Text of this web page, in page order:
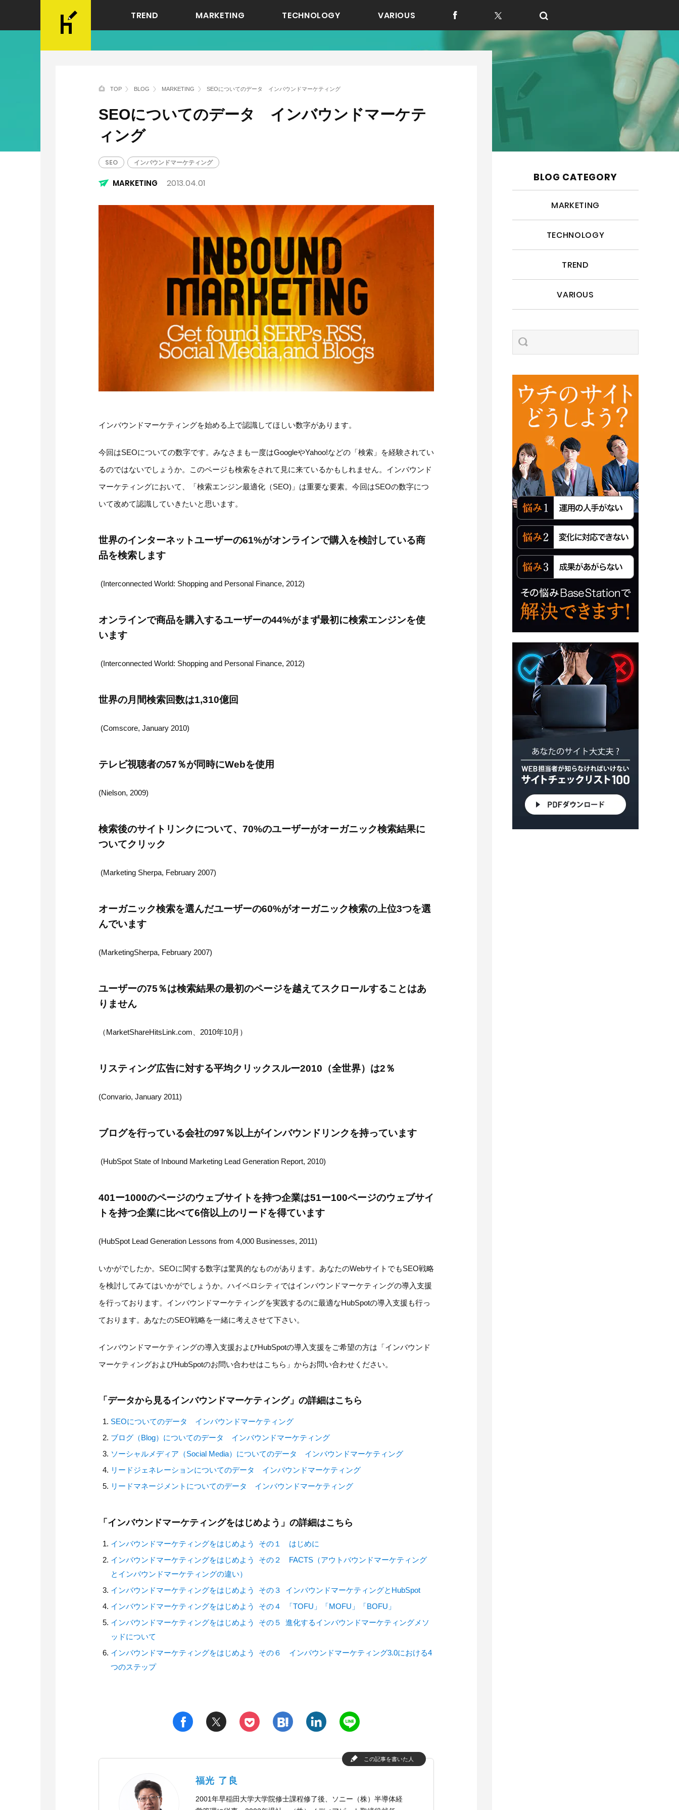
TREND MARKETING TECHNOLOGY VARIOUS f t
TOP BLOG MARKETING SEOについてのデータ インバウンドマーケティング
SEOについてのデータ インバウンドマーケテ
ィング
SEO インバウンドマーケティング
MARKETING 2013.04.01
インバウンドマーケティングを始める上で認識してほしい数字があります。
今回はSEOについての数字です。みなさまも一度はGoogleやYahoo!などの「検索」を経験されてい
るのではないでしょうか。このページも検索をされて見に来ているかもしれません。インバウンド
マーケティングにおいて、「検索エンジン最適化（SEO)」は重要な要素。今回はSEOの数字につ
いて改めて認識していきたいと思います。
世界のインターネットユーザーの61%がオンラインで購入を検討している商
品を検索します
(Interconnected World: Shopping and Personal Finance, 2012)
オンラインで商品を購入するユーザーの44%がまず最初に検索エンジンを使
います
(Interconnected World: Shopping and Personal Finance, 2012)
世界の月間検索回数は1,310億回
(Comscore, January 2010)
テレビ視聴者の57％が同時にWebを使用
(Nielson, 2009)
検索後のサイトリンクについて、70%のユーザーがオーガニック検索結果に
ついてクリック
(Marketing Sherpa, February 2007)
オーガニック検索を選んだユーザーの60%がオーガニック検索の上位3つを選
んでいます
(MarketingSherpa, February 2007)
ユーザーの75％は検索結果の最初のページを越えてスクロールすることはあ
りません
（MarketShareHitsLink.com、2010年10月）
リスティング広告に対する平均クリックスルー2010（全世界）は2％
(Convario, January 2011)
ブログを行っている会社の97％以上がインバウンドリンクを持っています
(HubSpot State of Inbound Marketing Lead Generation Report, 2010)
401ー1000のページのウェブサイトを持つ企業は51ー100ページのウェブサイ
トを持つ企業に比べて6倍以上のリードを得ています
(HubSpot Lead Generation Lessons from 4,000 Businesses, 2011)
いかがでしたか。SEOに関する数字は驚異的なものがあります。あなたのWebサイトでもSEO戦略
を検討してみてはいかがでしょうか。ハイベロシティではインバウンドマーケティングの導入支援
を行っております。インバウンドマーケティングを実践するのに最適なHubSpotの導入支援も行っ
ております。あなたのSEO戦略を一緒に考えさせて下さい。
インバウンドマーケティングの導入支援およびHubSpotの導入支援をご希望の方は「インバウンド
マーケティングおよびHubSpotのお問い合わせはこちら」からお問い合わせください。
「データから見るインバウンドマーケティング」の詳細はこちら
SEOについてのデータ インバウンドマーケティング
ブログ（Blog）についてのデータ インバウンドマーケティング
ソーシャルメディア（Social Media）についてのデータ インバウンドマーケティング
リードジェネレーションについてのデータ インバウンドマーケティング
リードマネージメントについてのデータ インバウンドマーケティング
「インバウンドマーケティングをはじめよう」の詳細はこちら
インバウンドマーケティングをはじめよう その１ はじめに
インバウンドマーケティングをはじめよう その２ FACTS（アウトバウンドマーケティング
とインバウンドマーケティングの違い）
インバウンドマーケティングをはじめよう その３ インバウンドマーケティングとHubSpot
インバウンドマーケティングをはじめよう その４ 「TOFU」「MOFU」「BOFU」
インバウンドマーケティングをはじめよう その５ 進化するインバウンドマーケティングメソ
ッドについて
インバウンドマーケティングをはじめよう その６ インバウンドマーケティング3.0における4
つのステップ
f t p h l n
この記事を書いた人
福光 了良
2001年早稲田大学大学院修士課程修了後、ソニー（株）半導体経
BLOG CATEGORY
MARKETING
TECHNOLOGY
TREND
VARIOUS